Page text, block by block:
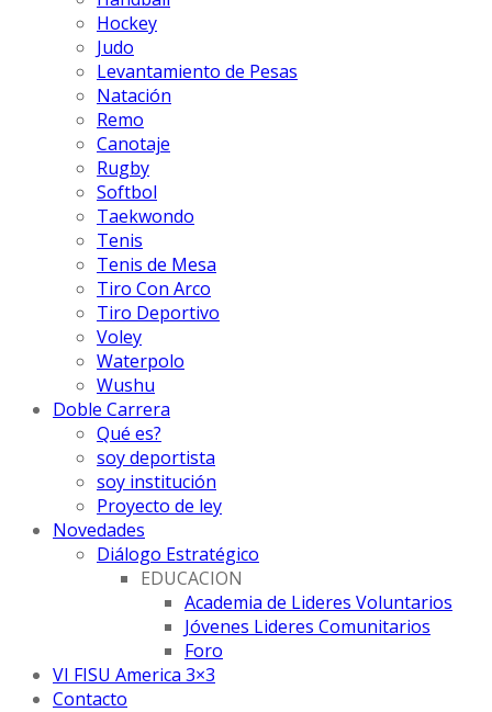
Hockey
Judo
Levantamiento de Pesas
Natación
Remo
Canotaje
Rugby
Softbol
Taekwondo
Tenis
Tenis de Mesa
Tiro Con Arco
Tiro Deportivo
Voley
Waterpolo
Wushu
Doble Carrera
Qué es?
soy deportista
soy institución
Proyecto de ley
Novedades
Diálogo Estratégico
EDUCACION
Academia de Lideres Voluntarios
Jóvenes Lideres Comunitarios
Foro
VI FISU America 3×3
Contacto